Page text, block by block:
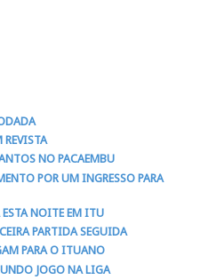
REVISTA
NO PACAEMBU
POR UM INGRESSO PARA
NOITE EM ITU
PARTIDA SEGUIDA
PARA O ITUANO
JOGO NA LIGA